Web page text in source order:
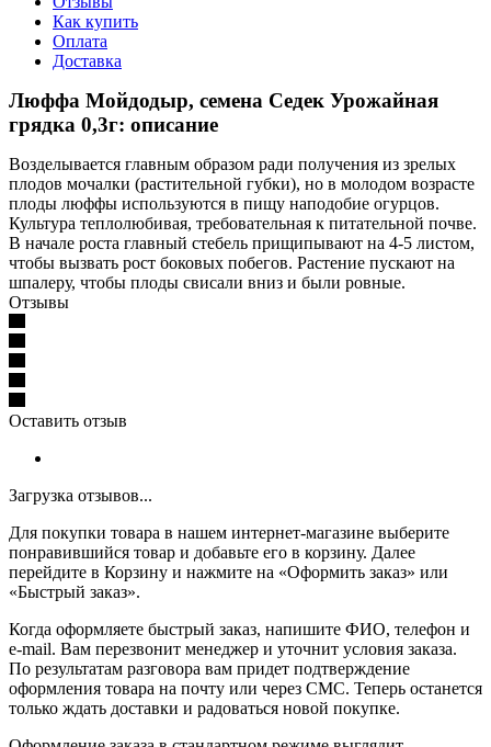
Как купить
Оплата
Доставка
Люффа Мойдодыр, семена Седек Урожайная
грядка 0,3г: описание
Возделывается главным образом ради получения из зрелых
плодов мочалки (растительной губки), но в молодом возрасте
плоды люффы используются в пищу наподобие огурцов.
Культура теплолюбивая, требовательная к питательной почве.
В начале роста главный стебель прищипывают на 4-5 листом,
чтобы вызвать рост боковых побегов. Растение пускают на
шпалеру, чтобы плоды свисали вниз и были ровные.
Отзывы
Оставить отзыв
Загрузка отзывов...
Для покупки товара в нашем интернет-магазине выберите
понравившийся товар и добавьте его в корзину. Далее
перейдите в Корзину и нажмите на «Оформить заказ» или
«Быстрый заказ».
Когда оформляете быстрый заказ, напишите ФИО, телефон и
e-mail. Вам перезвонит менеджер и уточнит условия заказа.
По результатам разговора вам придет подтверждение
оформления товара на почту или через СМС. Теперь останется
только ждать доставки и радоваться новой покупке.